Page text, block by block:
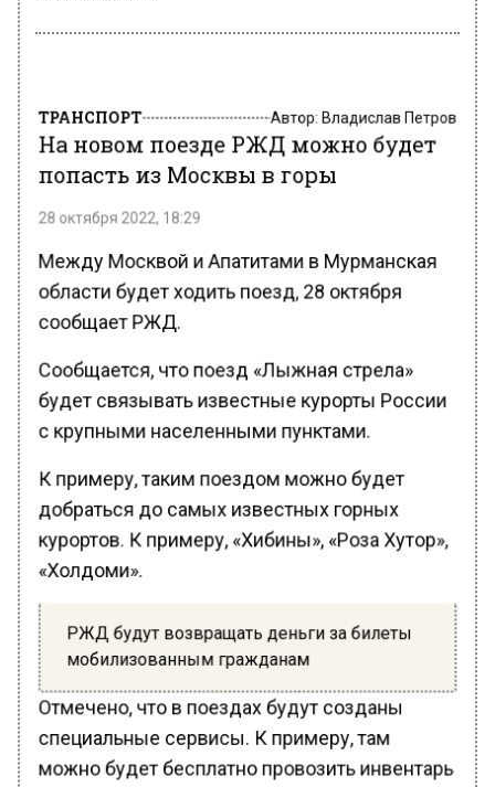
ТРАНСПОРТ Автор: Владислав Петров
На новом поезде РЖД можно будет
попасть из Москвы в горы
28 октября 2022, 18:29
Между Москвой и Апатитами в Мурманская
области будет ходить поезд, 28 октября
сообщает РЖД.
Сообщается, что поезд «Лыжная стрела»
будет связывать известные курорты России
с крупными населенными пунктами.
К примеру, таким поездом можно будет
добраться до самых известных горных
курортов. К примеру, «Хибины», «Роза Хутор»,
«Холдоми».
РЖД будут возвращать деньги за билеты
мобилизованным гражданам
Отмечено, что в поездах будут созданы
специальные сервисы. К примеру, там
можно будет бесплатно провозить инвентарь